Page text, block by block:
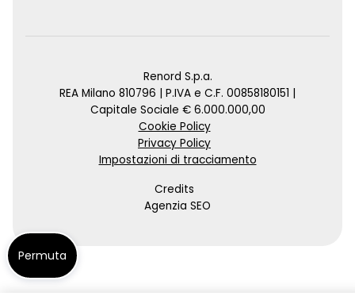
Renord S.p.a.
REA Milano 810796 | P.IVA e C.F. 00858180151 |
Capitale Sociale € 6.000.000,00
Cookie Policy
Privacy Policy
Impostazioni di tracciamento
Credits
Agenzia SEO
Permuta